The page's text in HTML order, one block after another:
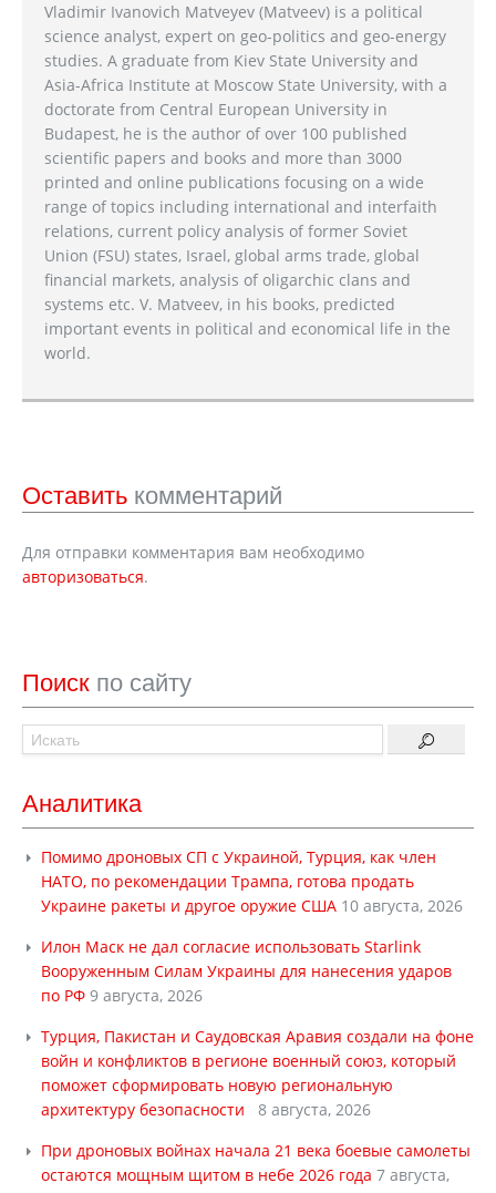
Vladimir Ivanovich Matveyev (Matveev) is a political
science analyst, expert on geo-politics and geo-energy
studies. A graduate from Kiev State University and
Asia-Africa Institute at Moscow State University, with a
doctorate from Central European University in
Budapest, he is the author of over 100 published
scientific papers and books and more than 3000
printed and online publications focusing on a wide
range of topics including international and interfaith
relations, current policy analysis of former Soviet
Union (FSU) states, Israel, global arms trade, global
financial markets, analysis of oligarchic clans and
systems etc. V. Matveev, in his books, predicted
important events in political and economical life in the
world.
Оставить комментарий
Для отправки комментария вам необходимо
авторизоваться.
Поиск по сайту
Аналитика
Помимо дроновых СП с Украиной, Турция, как член
НАТО, по рекомендации Трампа, готова продать
Украине ракеты и другое оружие США 10 августа, 2026
Илон Маск не дал согласие использовать Starlink
Вооруженным Силам Украины для нанесения ударов
по РФ 9 августа, 2026
Турция, Пакистан и Саудовская Аравия создали на фоне
войн и конфликтов в регионе военный союз, который
поможет сформировать новую региональную
архитектуру безопасности
8 августа, 2026
При дроновых войнах начала 21 века боевые самолеты
остаются мощным щитом в небе 2026 года 7 августа,